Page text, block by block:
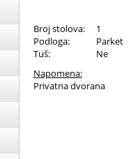
Broj stolova:
1
Podloga:
Parket
Tuš:
Ne
Napomena:
Privatna dvorana